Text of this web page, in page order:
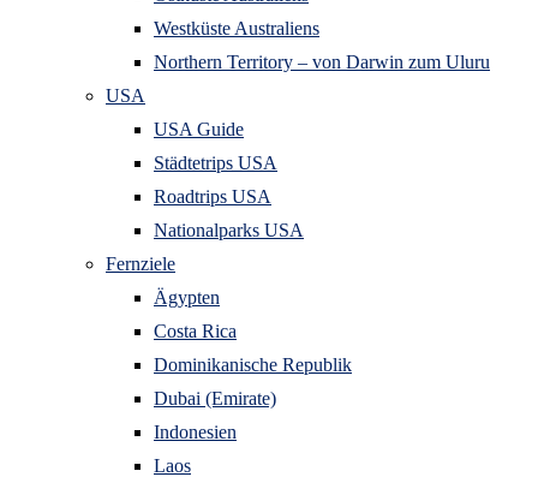
Westküste Australiens
Northern Territory – von Darwin zum Uluru
USA
USA Guide
Städtetrips USA
Roadtrips USA
Nationalparks USA
Fernziele
Ägypten
Costa Rica
Dominikanische Republik
Dubai (Emirate)
Indonesien
Laos